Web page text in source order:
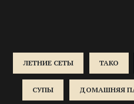
ЛЕТНИЕ СЕТЫ ТАКО
СУПЫ ДОМАШНЯЯ